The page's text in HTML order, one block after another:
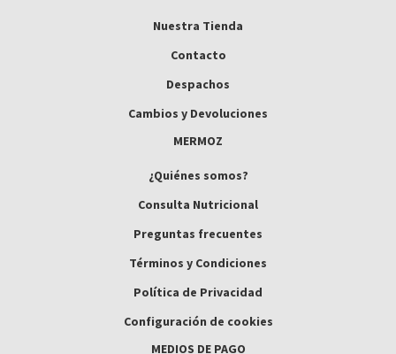
Nuestra Tienda
Contacto
Despachos
Cambios y Devoluciones
MERMOZ
¿Quiénes somos?
Consulta Nutricional
Preguntas frecuentes
Términos y Condiciones
Política de Privacidad
Configuración de cookies
MEDIOS DE PAGO